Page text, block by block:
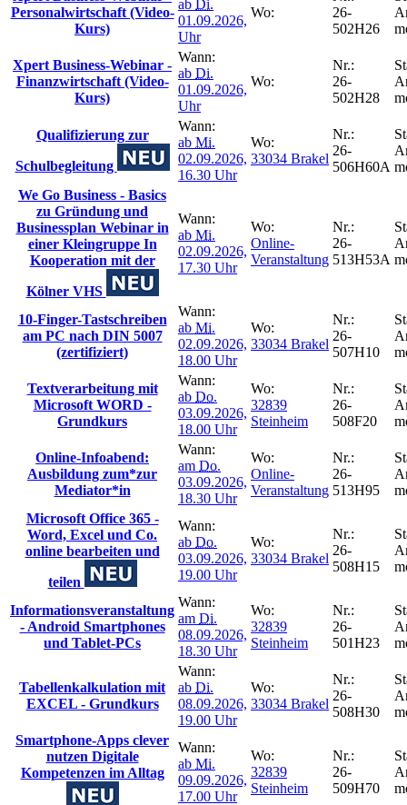
Personalwirtschaft (Video-
Kurs)
ab
Di.
01.09.2026,
Uhr
Wo:
26-
502H26
Xpert Business-Webinar -
Finanzwirtschaft (Video-
Kurs)
Wann:
ab Di.
01.09.2026,
Uhr
Wo:
Nr.:
26-
502H28
Qualifizierung zur
Schulbegleitung
Wann:
ab Mi.
02.09.2026,
16.30 Uhr
Wo:
33034 Brakel
Nr.:
26-
506H60A
We Go Business - Basics
zu Gründung und
Businessplan Webinar in
einer Kleingruppe In
Kooperation mit der
Kölner VHS
Wann:
ab Mi.
02.09.2026,
17.30 Uhr
Wo:
Online-
Veranstaltung
Nr.:
26-
513H53A
10-Finger-Tastschreiben
am PC nach DIN 5007
(zertifiziert)
Wann:
ab Mi.
02.09.2026,
18.00 Uhr
Wo:
33034 Brakel
Nr.:
26-
507H10
Textverarbeitung mit
Microsoft WORD -
Grundkurs
Wann:
ab Do.
03.09.2026,
18.00 Uhr
Wo:
32839
Steinheim
Nr.:
26-
508F20
Online-Infoabend:
Ausbildung zum*zur
Mediator*in
Wann:
am Do.
03.09.2026,
18.30 Uhr
Wo:
Online-
Veranstaltung
Nr.:
26-
513H95
Microsoft Office 365 -
Word, Excel und Co.
online bearbeiten und
teilen
Wann:
ab Do.
03.09.2026,
19.00 Uhr
Wo:
33034 Brakel
Nr.:
26-
508H15
Informationsveranstaltung
- Android Smartphones
und Tablet-PCs
Wann:
am Di.
08.09.2026,
18.30 Uhr
Wo:
32839
Steinheim
Nr.:
26-
501H23
Tabellenkalkulation mit
EXCEL - Grundkurs
Wann:
ab Di.
08.09.2026,
19.00 Uhr
Wo:
33034 Brakel
Nr.:
26-
508H30
Smartphone-Apps clever
nutzen Digitale
Kompetenzen im Alltag
Wann:
ab Mi.
09.09.2026,
17.00 Uhr
Wo:
32839
Steinheim
Nr.:
26-
509H70